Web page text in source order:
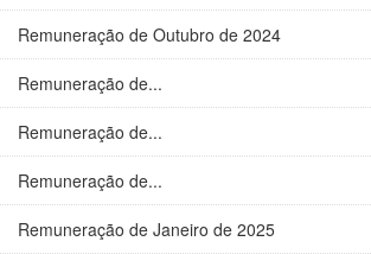
Remuneração de Outubro de 2024
Remuneração de...
Remuneração de...
Remuneração de...
Remuneração de Janeiro de 2025